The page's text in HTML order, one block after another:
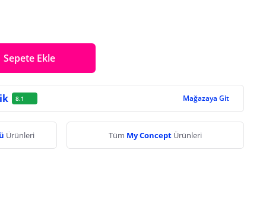
Sepete Ekle
8.1 Mağazaya Git
Ürünleri Tüm My Concept Ürünleri